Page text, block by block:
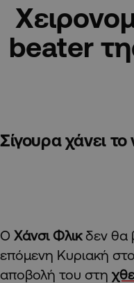
beater
Σίγουρα χάνει
Ο Χάνσι Φλικδεν θα
επόμενη Κυριακή
αποβολή του στη